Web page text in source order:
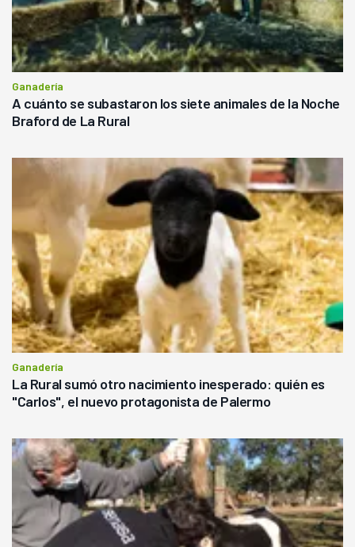
Ganadería
A cuánto se subastaron los siete animales de la Noche
Braford de La Rural
Ganadería
La Rural sumó otro nacimiento inesperado: quién es
"Carlos", el nuevo protagonista de Palermo